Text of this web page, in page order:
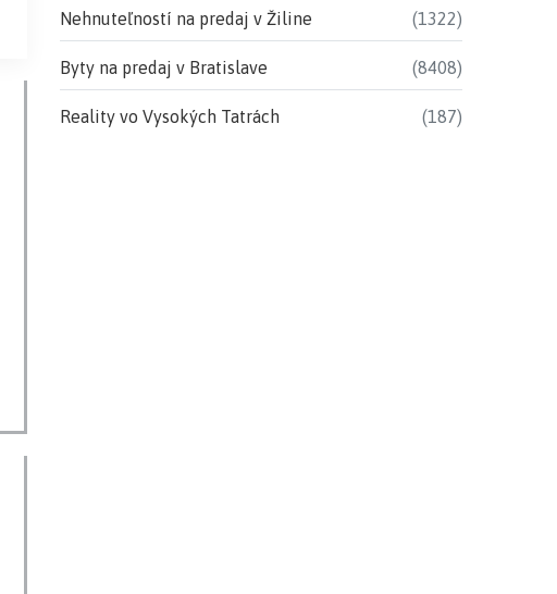
Nehnuteľností na predaj v Žiline (1322)
Byty na predaj v Bratislave (8408)
Reality vo Vysokých Tatrách (187)